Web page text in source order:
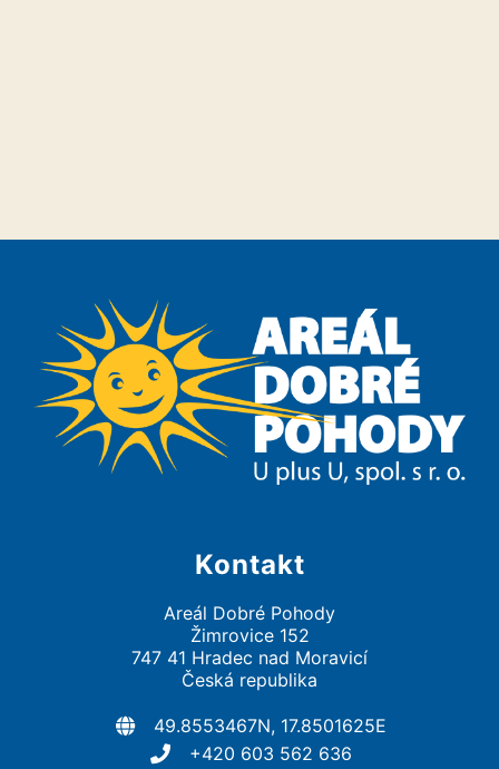
Kontakt
Areál Dobré Pohody
Žimrovice 152
747 41 Hradec nad Moravicí
Česká republika
49.8553467N, 17.8501625E
+420 603 562 636